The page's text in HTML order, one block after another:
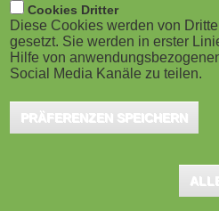
e
)
nbesseren Datenschutz zu
Dr. Jochen Deister und
Geschäftsführer und Gründer
Risikobewertung nur präziser
Das Team der Privacy Solutions
Cookies Dritter
Diese Cookies werden von
gesetzt. Sie werden in erster
Hilfe von
Social Media Kanäle zu teilen.
PRÄFERENZEN SPEICHERN